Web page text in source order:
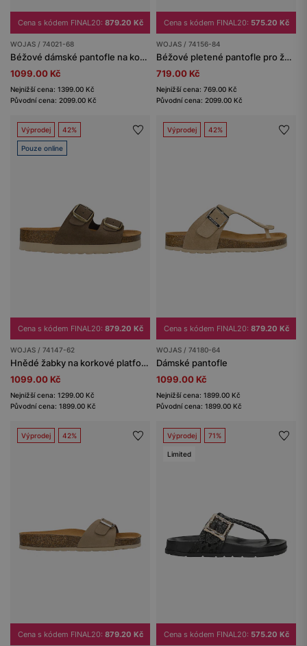
Cena s kódem FINAL20: 879.20 Kč
WOJAS / 74021-68
Béžové dámské pantofle na korkové platformě
1099.00 Kč
Nejnižší cena: 1399.00 Kč
Původní cena: 2099.00 Kč
Cena s kódem FINAL20: 575.20 Kč
WOJAS / 74156-84
Béžové pletené pantofle pro ženy
719.00 Kč
Nejnižší cena: 769.00 Kč
Původní cena: 2099.00 Kč
Výprodej 42%
Pouze online
Cena s kódem FINAL20: 879.20 Kč
WOJAS / 74147-62
Hnědé žabky na korkové platformě
1099.00 Kč
Nejnižší cena: 1299.00 Kč
Původní cena: 1899.00 Kč
Výprodej 42%
Cena s kódem FINAL20: 879.20 Kč
WOJAS / 74180-64
Dámské pantofle
1099.00 Kč
Nejnižší cena: 1899.00 Kč
Původní cena: 1899.00 Kč
Výprodej 42%
Cena s kódem FINAL20: 879.20 Kč
Výprodej 71%
Limited
Cena s kódem FINAL20: 575.20 Kč